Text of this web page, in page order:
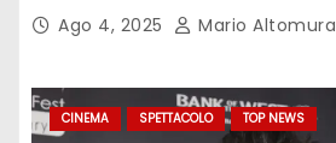
Ago 4, 2025 Mario Altomura
CINEMA SPETTACOLO TOP NEWS